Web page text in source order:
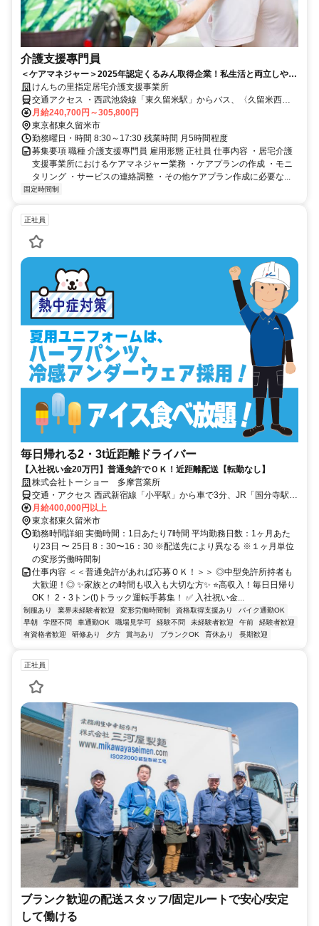
介護支援專門員
＜ケアマネジャー＞2025年認定くるみん取得企業！私生活と両立しやす
い環境を整えています。手当充実◎
けんちの里指定居宅介護支援事業所
交通アクセス ・西武池袋線「東久留米駅」からバス、〈久留米西団
地〉停留所より徒歩5分 ・西武新宿線「花小金井駅」からバス、〈久
留米西団地〉停留所より徒歩5分 ★自転車・バイク・車通勤可
月給240,700円～305,800円
東京都東久留米市
勤務曜日・時間 8:30～17:30 残業時間 月5時間程度
募集要項 職種 介護支援專門員 雇用形態 正社員 仕事内容 ・居宅介護
支援事業所におけるケアマネジャー業務 ・ケアプランの作成 ・モニ
タリング ・サービスの連絡調整 ・その他ケアプラン作成に必要な...
固定時間制
正社員
毎日帰れる2・3t近距離ドライバー
【入社祝い金20万円】普通免許でＯＫ！近距離配送【転勤なし】
株式会社トーショー 多摩営業所
交通・アクセス 西武新宿線「小平駅」から車で3分、JR「国分寺駅」
から車で20分 ■車・バイク通勤ＯＫ
月給400,000円以上
東京都東久留米市
勤務時間詳細 実働時間：1日あたり7時間 平均勤務日数：1ヶ月あた
り23日 〜 25日 8：30〜16：30 ※配送先により異なる ※１ヶ月単位
の変形労働時間制
仕事内容 ＜＜普通免許があれば応募ＯＫ！＞＞ ◎中型免許所持者も
大歓迎！◎ ✨家族との時間も収入も大切な方✨ ⭐高収入！毎日日帰り
OK！ 2・3トン(t)トラック運転手募集！ ✅ 入社祝い金...
制服あり 業界未経験者歓迎 変形労働時間制 資格取得支援あり
バイク通勤OK
早朝
学歴不問 車通勤OK 職場見学可 経験不問 未経験者歓迎 午前
経験者歓迎
有資格者歓迎
研修あり 夕方 賞与あり ブランクOK 育休あり 長期歓迎
正社員
ブランク歓迎の配送スタッフ/固定ルートで安心/安定
して働ける